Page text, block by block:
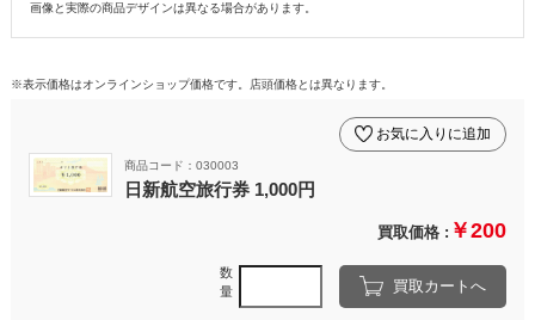
画像と実際の商品デザインは異なる場合があります。
※表示価格はオンラインショップ価格です。店頭価格とは異なります。
商品コード：030003
日新航空旅行券 1,000円
お気に入りに追加
買取価格 : ￥200
数
量
買取カートへ